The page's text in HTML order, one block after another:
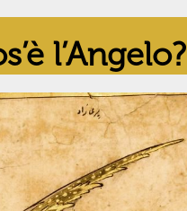
l’Angelo?